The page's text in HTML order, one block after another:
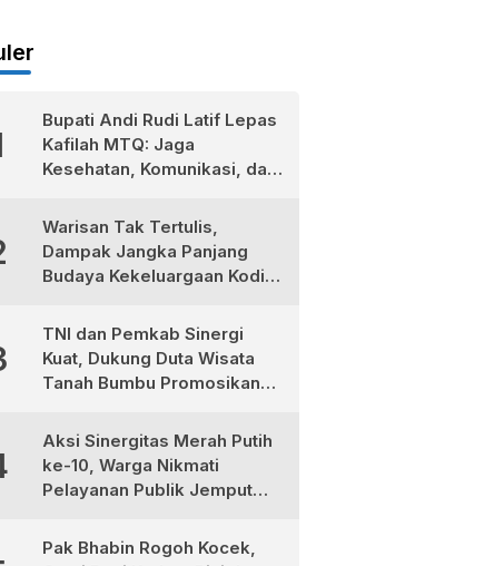
Bupati Andi Rudi Latif Lepas
Kafilah MTQ: Jaga
Kesehatan, Komunikasi, dan
Dunia Akhirat
Warisan Tak Tertulis,
Dampak Jangka Panjang
Budaya Kekeluargaan Kodim
TNI dan Pemkab Sinergi
Kuat, Dukung Duta Wisata
Tanah Bumbu Promosikan
Aksi Sinergitas Merah Putih
ke-10, Warga Nikmati
Pelayanan Publik Jemput
Pak Bhabin Rogoh Kocek,